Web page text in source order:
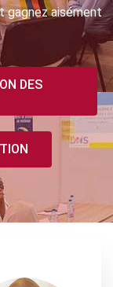
gagnez aisément
DES